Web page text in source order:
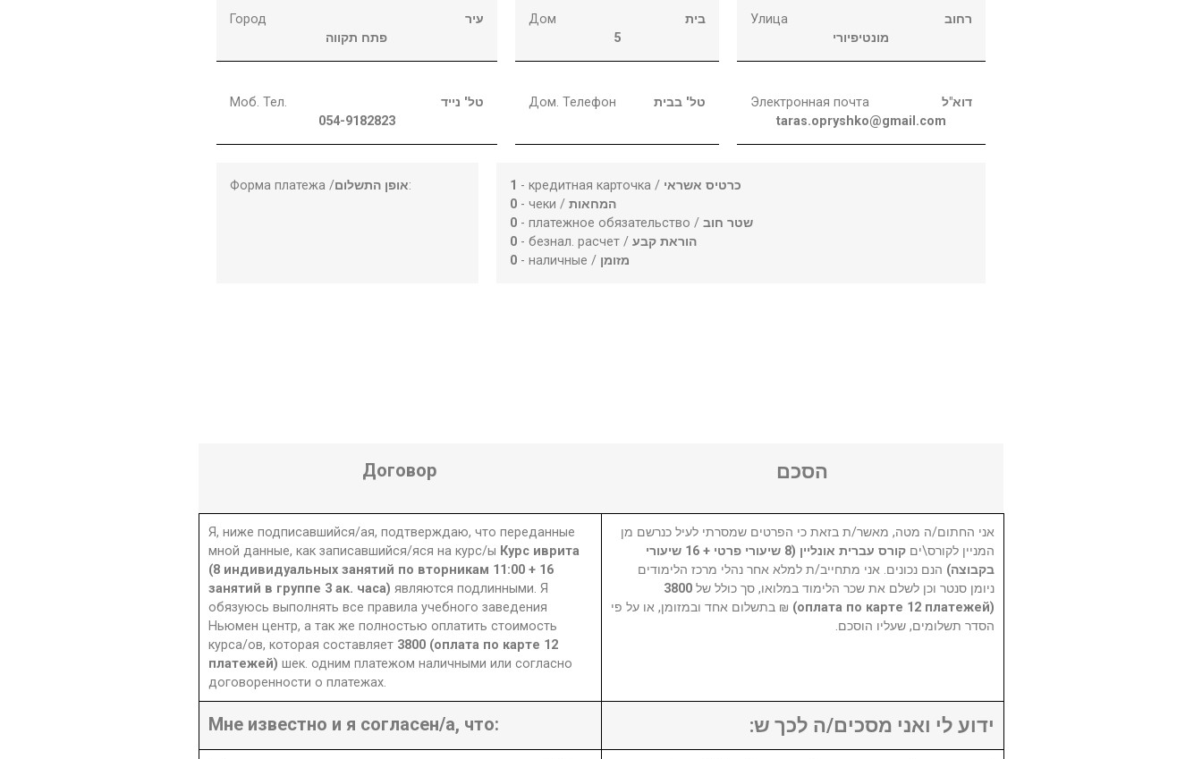
Город
עיר
פתח תקווה
Дом
בית
5
Улица
רחוב
מונטיפיורי
Моб. Тел.
טל' נייד
054-9182823
Дом. Телефон טל' בבית Электронная почта
דוא"ל
taras.opryshko@gmail.com
Форма платежа /אופן התשלום: 1 - кредитная карточка / כרטיס אשראי
0- чеки / המחאות
0- платежное обязательство / שטר חוב
0- безнал. расчет / הוראת קבע
0- наличные / מזומן
Договор הסכם
Я, ниже подписавшийся/ая, подтверждаю, что переданные
мной данные, как записавшийся/яся на курс/ы Курс иврита
(8 индивидуальных занятий по вторникам 11:00 + 16
занятий в группе 3 ак. часа) являются подлинными. Я
обязуюсь выполнять все правила учебного заведения
Ньюмен центр, а так же полностью оплатить стоимость
курса/ов, которая составляет 3800 (оплата по карте 12
платежей) шек. одним платежом наличными или согласно
договоренности о платежах.
אני החתום/ה מטה, מאשר/ת בזאת כי הפרטים שמסרתי לעיל כנרשם מן
המניין לקורס\ים
קורס עברית אונליין (8 שיעורי פרטי + 16 שיעורי
בקבוצה) הנם נכונים. אני מתחייב/ת למלא אחר נהלי מרכז הלימודים
ניומן סנטר וכן לשלם את שכר הלימוד במלואו, סך כולל של3800
(оплата по карте 12 платежей)
₪ בתשלום אחד ובמזומן, או על פי
הסדר תשלומים, שעליו הוסכם.
Мне известно и я согласен/а, что: ידוע לי ואני מסכים/ה לכך ש: